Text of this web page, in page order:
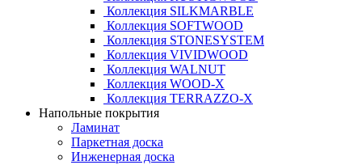
Коллекция SILKMARBLE
Коллекция SOFTWOOD
Коллекция STONESYSTEM
Коллекция VIVIDWOOD
Коллекция WALNUT
Коллекция WOOD-X
Коллекция ТЕRRАZZO-X
Напольные покрытия
Ламинат
Паркетная доска
Инженерная доска